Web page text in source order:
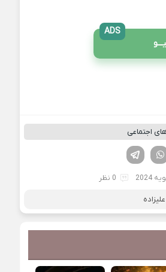
ADS
اجتماعی
لینکدین
0 نظر